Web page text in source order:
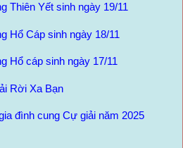
Thiên Yết sinh ngày 19/11
Hổ Cáp sinh ngày 18/11
Hổ cáp sinh ngày 17/11
Rời Xa Bạn
đình cung Cự giải năm 2025